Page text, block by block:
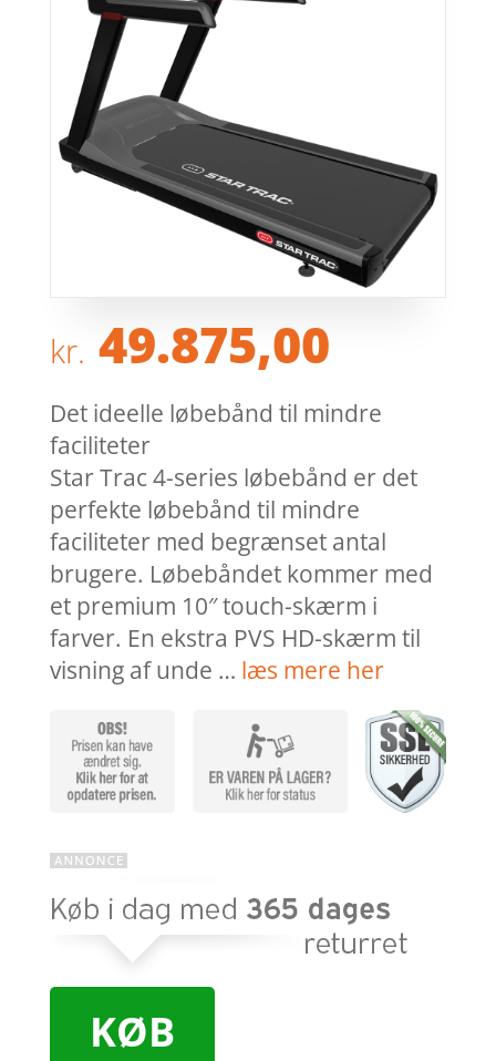
kr. 49.875,00
Det ideelle løbebånd til mindre
faciliteter
Star Trac 4-series løbebånd er det
perfekte løbebånd til mindre
faciliteter med begrænset antal
brugere. Løbebåndet kommer med
et premium 10″ touch-skærm i
farver. En ekstra PVS HD-skærm til
visning af unde … læs mere her
KØB